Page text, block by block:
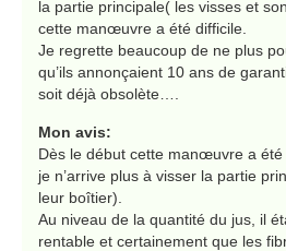
la partie principale( les visses et
cette manœuvre a été difficile.
Je regrette beaucoup de ne plus
qu’ils annonçaient 10 ans de
soit déjà obsolète….
Mon avis:
Dès le début cette manœuvre a
je n’arrive plus à visser la partie
leur boîtier).
Au niveau de la quantité du jus, il
rentable et certainement que les